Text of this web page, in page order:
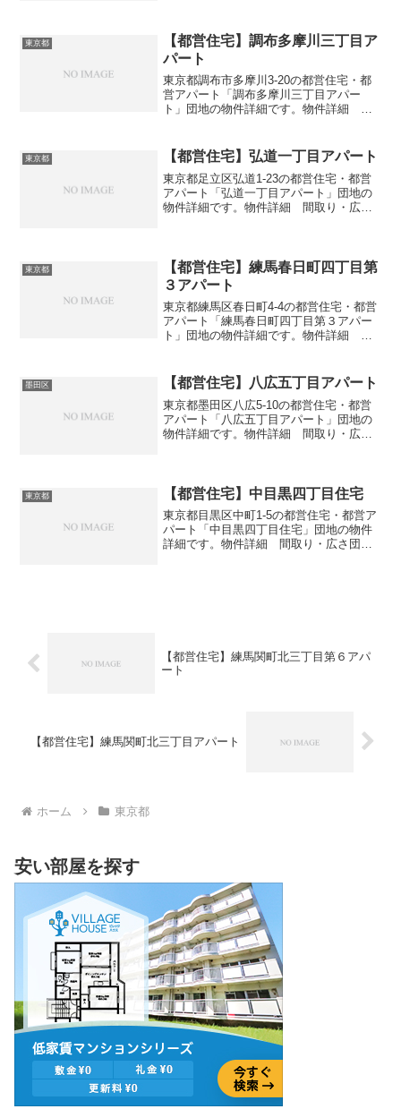
通・ア...
東京都
【都営住宅】調布多摩川三丁目ア
パート
東京都調布市多摩川3-20の都営住宅・都
営アパート「調布多摩川三丁目アパー
ト」団地の物件詳細です。物件詳細 間
20間取り3DK広さ・面積55-63㎡建設年度
築年数19...
東京都 【都営住宅】弘道一丁目アパート
東京都足立区弘道1-23の都営住宅・都営
アパート「弘道一丁目アパート」団地の
物件詳細です。物件詳細 間取り・広さ
東京都
【都営住宅】練馬春日町四丁目第
３アパート
東京都練馬区春日町4-4の都営住宅・都営
アパート「練馬春日町四丁目第３アパー
ト」団地の物件詳細です。物件詳細 間
町4-4間取り3DK広さ・面積48-55㎡建設
年度築年数...
墨田区 【都営住宅】八広五丁目アパート
東京都墨田区八広5-10の都営住宅・都営
アパート「八広五丁目アパート」団地の
物件詳細です。物件詳細 間取り・広さ
アク...
東京都 【都営住宅】中目黒四丁目住宅
東京都目黒区中町1-5の都営住宅・都営ア
パート「中目黒四丁目住宅」団地の物件
詳細です。物件詳細 間取り・広さ団地
【都営住宅】練馬関町北三丁目第６アパ
ート
【都営住宅】練馬関町北三丁目アパート
ホーム 東京都
安い部屋を探す